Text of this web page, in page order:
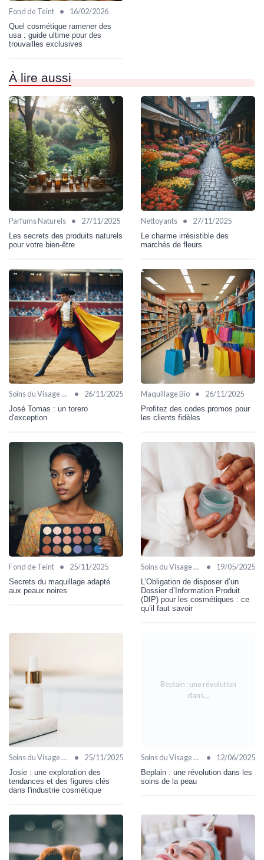
Fond de Teint • 16/02/2026
Quel cosmétique ramener des
usa : guide ultime pour des
trouvailles exclusives
À lire aussi
Parfums Naturels • 27/11/2025
Les secrets des produits naturels
pour votre bien-être
Nettoyants • 27/11/2025
Le charme irrésistible des
marchés de fleurs
Soins du Visage Bio • 26/11/2025
José Tomas : un torero
d'exception
Maquillage Bio • 26/11/2025
Profitez des codes promos pour
les clients fidèles
Fond de Teint • 25/11/2025
Secrets du maquillage adapté
aux peaux noires
Soins du Visage Bio • 19/05/2025
L'Obligation de disposer d’un
Dossier d’Information Produit
(DIP) pour les cosmétiques : ce
qu’il faut savoir
Soins du Visage Bio • 25/11/2025
Josie : une exploration des
tendances et des figures clés
dans l'industrie cosmétique
Beplain : une révolution
dans...
Soins du Visage Bio • 12/06/2025
Beplain : une révolution dans les
soins de la peau